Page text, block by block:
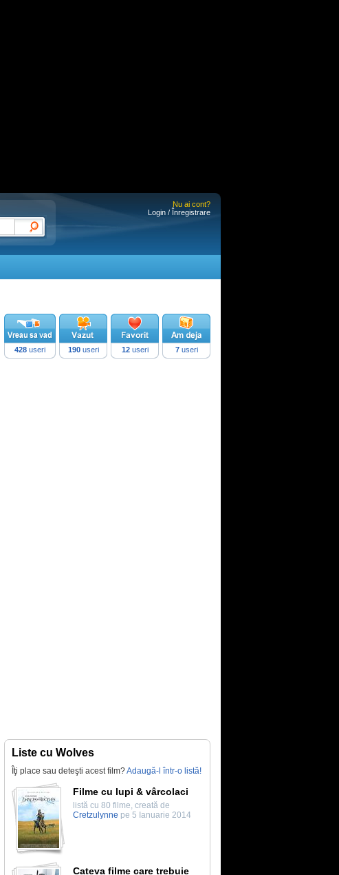
Nu ai cont?
Login / Înregistrare
428 useri 190useri 12useri 7useri
Liste cu Wolves
Îţi place sau deteşti acest film?Adaugă-l într-o listă!
Filme cu lupi & vârcolaci
listă cu 80 filme, creată de
Cretzulynne pe 5 Ianuarie 2014
Cateva filme care trebuie